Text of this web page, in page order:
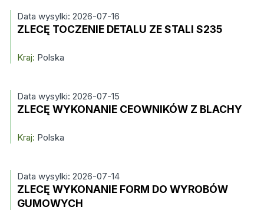
Data wysylki: 2026-07-16
ZLECĘ TOCZENIE DETALU ZE STALI S235
Kraj: Polska
Data wysylki: 2026-07-15
ZLECĘ WYKONANIE CEOWNIKÓW Z BLACHY
Kraj: Polska
Data wysylki: 2026-07-14
ZLECĘ WYKONANIE FORM DO WYROBÓW
GUMOWYCH